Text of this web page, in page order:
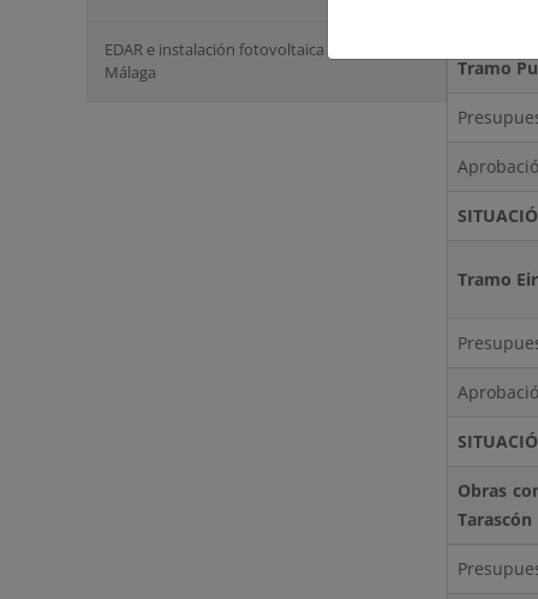
EDAR e instalación fotovoltaica de Vélez-
Málaga
Tramo
Tramo
Obras
Tarascón